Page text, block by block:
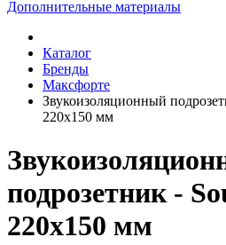
Дополнительные материалы
Каталог
Бренды
Максфорте
Звукоизоляционный
220х150 мм
подрозетник -
220х150 мм